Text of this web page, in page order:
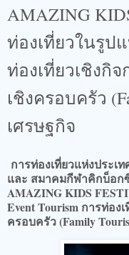
AMAZING
ท่องเที่ยวในรูป
ท่องเที่ยวเชิงกิ
เชิงครอบครัว
เศรษฐกิจ
การท่องเที่ยวแห่งประเ
และ สมาคมกีฬาคิกบ็อก
AMAZING KIDS
Event Tourism การท่อง
ครอบครัว (Family